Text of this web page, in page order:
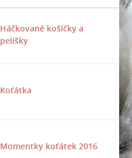
Háčkované košíčky a
pelíšky
Koťátka
Momentky koťátek 2016